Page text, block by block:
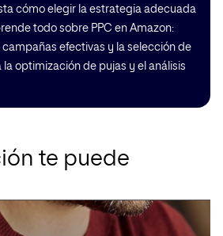
cómo elegir la estrategia adecuada
todo sobre PPC en Amazon:
efectivas y la selección de
optimización de pujas y el análisis
te puede